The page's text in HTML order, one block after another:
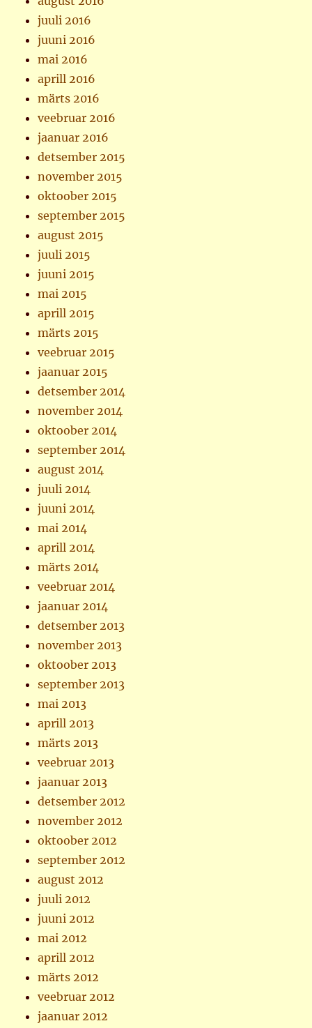
juuli 2016
juuni 2016
mai 2016
aprill 2016
märts 2016
veebruar 2016
jaanuar 2016
detsember 2015
november 2015
oktoober 2015
september 2015
august 2015
juuli 2015
juuni 2015
mai 2015
aprill 2015
märts 2015
veebruar 2015
jaanuar 2015
detsember 2014
november 2014
oktoober 2014
september 2014
august 2014
juuli 2014
juuni 2014
mai 2014
aprill 2014
märts 2014
veebruar 2014
jaanuar 2014
detsember 2013
november 2013
oktoober 2013
september 2013
mai 2013
aprill 2013
märts 2013
veebruar 2013
jaanuar 2013
detsember 2012
november 2012
oktoober 2012
september 2012
august 2012
juuli 2012
juuni 2012
mai 2012
aprill 2012
märts 2012
veebruar 2012
jaanuar 2012